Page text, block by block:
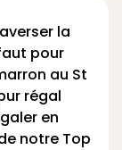
la
pour
au St
régal
en
notre Top